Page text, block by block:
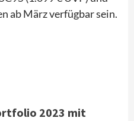
ab März verfügbar sein.
2023 mit